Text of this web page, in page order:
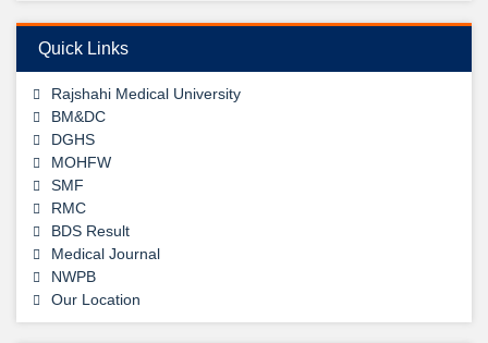
শুভেচ্ছা ডা: আবুল হোসেন স্যার
– May 2025
View Details →
09
Jul
1st, 2nd & 3rd Professional BDS Examination Written
Routine – May 2025
Quick Links
Rajshahi Medical University
BM&DC
DGHS
MOHFW
SMF
RMC
BDS Result
Medical Journal
NWPB
Our Location